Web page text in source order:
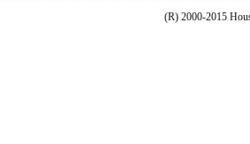
(R) 2000-2015